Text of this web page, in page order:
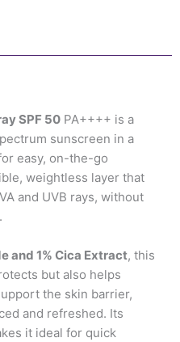
SPF 50 PA++++ is a
sunscreen in a
easy, on-the-go
weightless layer that
and UVB rays, without
and 1% Cica Extract, this
but also helps
the skin barrier,
and refreshed. Its
it ideal for quick